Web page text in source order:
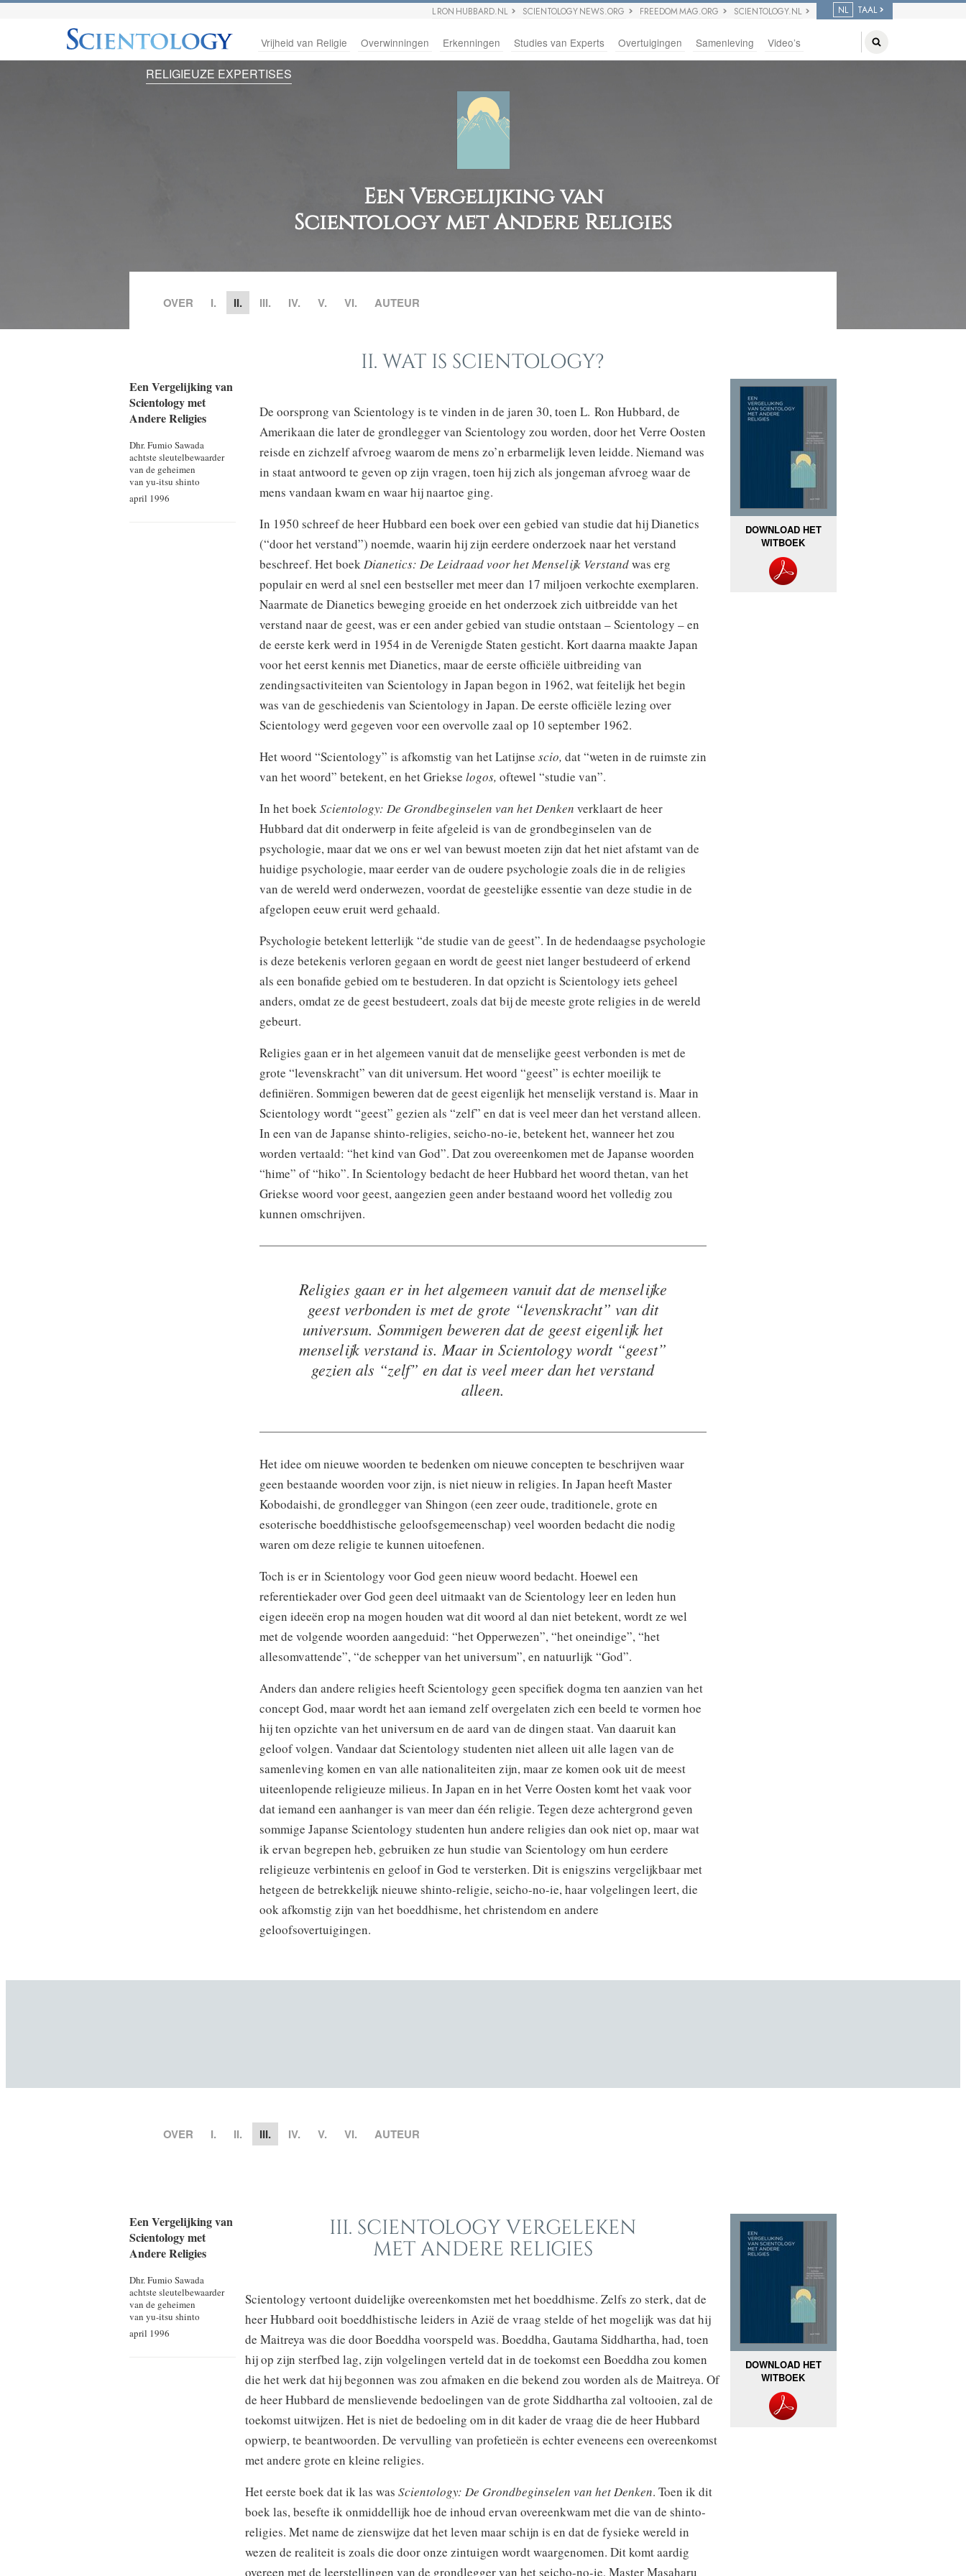
L RON HUBBARD.NL SCIENTOLOGY NEWS.ORG FREEDOM MAG.ORG SCIENTOLOGY.NL NL TAAL
Vrijheid van Religie Overwinningen Erkenningen Studies van Experts Overtuigingen Samenleving Video’s
RELIGIEUZE EXPERTISES
Een Vergelijking van
Scientology met Andere Religies
OVER I. II. III. IV. V. VI. AUTEUR
Een Vergelijking van
Scientology met
Andere Religies
Dhr. Fumio Sawada
achtste sleutelbewaarder
van de geheimen
van yu-itsu shinto
april 1996
II. WAT IS SCIENTOLOGY?
De oorsprong van Scientology is te vinden in de jaren 30, toen L. Ron Hubbard, de
Amerikaan die later de grondlegger van Scientology zou worden, door het Verre Oosten
reisde en zichzelf afvroeg waarom de mens zo’n erbarmelijk leven leidde. Niemand was
in staat antwoord te geven op zijn vragen, toen hij zich als jongeman afvroeg waar de
mens vandaan kwam en waar hij naartoe ging.
In 1950 schreef de heer Hubbard een boek over een gebied van studie dat hij Dianetics
(“door het verstand”) noemde, waarin hij zijn eerdere onderzoek naar het verstand
beschreef. Het boekDianetics: De Leidraad voor het Menselijk Verstandwas erg
populair en werd al snel een bestseller met meer dan 17 miljoen verkochte exemplaren.
Naarmate de Dianetics beweging groeide en het onderzoek zich uitbreidde van het
verstand naar de geest, was er een ander gebied van studie ontstaan – Scientology – en
de eerste kerk werd in 1954 in de Verenigde Staten gesticht. Kort daarna maakte Japan
voor het eerst kennis met Dianetics, maar de eerste officiële uitbreiding van
zendingsactiviteiten van Scientology in Japan begon in 1962, wat feitelijk het begin
was van de geschiedenis van Scientology in Japan. De eerste officiële lezing over
Scientology werd gegeven voor een overvolle zaal op 10 september 1962.
Het woord “Scientology” is afkomstig van het Latijnse scio, dat “weten in de ruimste zin
van het woord” betekent, en het Griekse logos, oftewel “studie van”.
In het boekScientology: De Grondbeginselen van het Denken verklaart de heer
Hubbard dat dit onderwerp in feite afgeleid is van de grondbeginselen van de
psychologie, maar dat we ons er wel van bewust moeten zijn dat het niet afstamt van de
huidige psychologie, maar eerder van de oudere psychologie zoals die in de religies
van de wereld werd onderwezen, voordat de geestelijke essentie van deze studie in de
afgelopen eeuw eruit werd gehaald.
Psychologie betekent letterlijk “de studie van de geest”. In de hedendaagse psychologie
is deze betekenis verloren gegaan en wordt de geest niet langer bestudeerd of erkend
als een bonafide gebied om te bestuderen. In dat opzicht is Scientology iets geheel
anders, omdat ze de geest bestudeert, zoals dat bij de meeste grote religies in de wereld
gebeurt.
Religies gaan er in het algemeen vanuit dat de menselijke geest verbonden is met de
grote “levenskracht” van dit universum. Het woord “geest” is echter moeilijk te
definiëren. Sommigen beweren dat de geest eigenlijk het menselijk verstand is. Maar in
Scientology wordt “geest” gezien als “zelf” en dat is veel meer dan het verstand alleen.
In een van de Japanse shinto-religies, seicho-no-ie, betekent het, wanneer het zou
worden vertaald: “het kind van God”. Dat zou overeenkomen met de Japanse woorden
“hime” of “hiko”. In Scientology bedacht de heer Hubbard het woord thetan, van het
Griekse woord voor geest, aangezien geen ander bestaand woord het volledig zou
kunnen omschrijven.
Religies gaan er in het algemeen vanuit dat de menselijke
geest verbonden is met de grote “levenskracht” van dit
universum.Sommigen beweren dat de geest eigenlijk het
menselijk verstand is. Maar in Scientology wordt “geest”
gezien als “zelf” en dat is veel meer dan het verstand
alleen.
Het idee om nieuwe woorden te bedenken om nieuwe concepten te beschrijven waar
geen bestaande woorden voor zijn, is niet nieuw in religies. In Japan heeft Master
Kobodaishi, de grondlegger van Shingon (een zeer oude, traditionele, grote en
esoterische boeddhistische geloofsgemeenschap) veel woorden bedacht die nodig
waren om deze religie te kunnen uitoefenen.
Toch is er in Scientology voor God geen nieuw woord bedacht. Hoewel een
referentiekader over God geen deel uitmaakt van de Scientology leer en leden hun
eigen ideeën erop na mogen houden wat dit woord al dan niet betekent, wordt ze wel
met de volgende woorden aangeduid: “het Opperwezen”, “het oneindige”, “het
allesomvattende”, “de schepper van het universum”, en natuurlijk “God”.
Anders dan andere religies heeft Scientology geen specifiek dogma ten aanzien van het
concept God, maar wordt het aan iemand zelf overgelaten zich een beeld te vormen hoe
hij ten opzichte van het universum en de aard van de dingen staat. Van daaruit kan
geloof volgen. Vandaar dat Scientology studenten niet alleen uit alle lagen van de
samenleving komen en van alle nationaliteiten zijn, maar ze komen ook uit de meest
uiteenlopende religieuze milieus. In Japan en in het Verre Oosten komt het vaak voor
dat iemand een aanhanger is van meer dan één religie. Tegen deze achtergrond geven
sommige Japanse Scientology studenten hun andere religies dan ook niet op, maar wat
ik ervan begrepen heb, gebruiken ze hun studie van Scientology om hun eerdere
religieuze verbintenis en geloof in God te versterken. Dit is enigszins vergelijkbaar met
hetgeen de betrekkelijk nieuwe shinto-religie, seicho-no-ie, haar volgelingen leert, die
ook afkomstig zijn van het boeddhisme, het christendom en andere
geloofsovertuigingen.
DOWNLOAD HET
WITBOEK
OVER I. II. III. IV. V. VI. AUTEUR
Een Vergelijking van
Scientology met
Andere Religies
Dhr. Fumio Sawada
achtste sleutelbewaarder
van de geheimen
van yu-itsu shinto
april 1996
III. SCIENTOLOGY VERGELEKEN
MET ANDERE RELIGIES
Scientology vertoont duidelijke overeenkomsten met het boeddhisme. Zelfs zo sterk, dat de
heer Hubbard ooit boeddhistische leiders in Azië de vraag stelde of het mogelijk was dat hij
de Maitreya was die door Boeddha voorspeld was. Boeddha, Gautama Siddhartha, had, toen
hij op zijn sterfbed lag, zijn volgelingen verteld dat in de toekomst een Boeddha zou komen
die het werk dat hij begonnen was zou afmaken en die bekend zou worden als de Maitreya. Of
de heer Hubbard de menslievende bedoelingen van de grote Siddhartha zal voltooien, zal de
toekomst uitwijzen. Het is niet de bedoeling om in dit kader de vraag die de heer Hubbard
opwierp, te beantwoorden. De vervulling van profetieën is echter eveneens een overeenkomst
met andere grote en kleine religies.
Het eerste boek dat ik las was Scientology: De Grondbeginselen van het Denken. Toen ik dit
boek las, besefte ik onmiddellijk hoe de inhoud ervan overeenkwam met die van de shinto-
religies. Met name de zienswijze dat het leven maar schijn is en dat de fysieke wereld in
wezen de realiteit is zoals die door onze zintuigen wordt waargenomen. Dit komt aardig
overeen met de leerstellingen van de grondlegger van het seicho-no-ie, Master Masaharu
DOWNLOAD HET
WITBOEK